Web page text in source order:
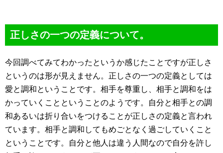
正しさの一つの定義について。
今回調べてみてわかったというか感じたことですが正しさ
というのは形が見えません。正しさの一つの定義としては
愛と調和ということです。相手を尊重し、相手と調和をは
かっていくことということのようです。自分と相手との調
和あるいは折り合いをつけることが正しさの定義と言われ
ています。相手と調和してもめごとなく過ごしていくこと
ということです。自分と他人は違う人間なので自分を許し